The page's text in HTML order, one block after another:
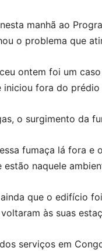
manhã ao
o problema que
ontem foi um
iniciou fora do
o surgimento da
fumaça lá fora
estão naquele
que o edifício
às suas
serviços em